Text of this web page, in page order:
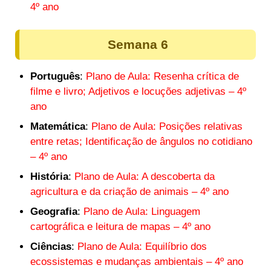
4º ano
Semana 6
Português: Plano de Aula: Resenha crítica de
filme e livro; Adjetivos e locuções adjetivas – 4º
ano
Matemática: Plano de Aula: Posições relativas
entre retas; Identificação de ângulos no cotidiano
– 4º ano
História: Plano de Aula: A descoberta da
agricultura e da criação de animais – 4º ano
Geografia: Plano de Aula: Linguagem
cartográfica e leitura de mapas – 4º ano
Ciências: Plano de Aula: Equilíbrio dos
ecossistemas e mudanças ambientais – 4º ano